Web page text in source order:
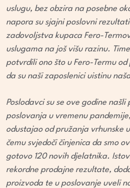
uslugu, bez obzira na posebne
napora su sjajni poslovni
zadovoljstva kupaca Fero-
uslugama na još višu razinu.
potvrdili ono što u Fero-Termu
da su naši zaposlenici uistinu
Poslodavci su se ove godine
poslovanja u vremenu
odustajao od pružanja vrhunske
čemu svjedoči činjenica da smo
gotovo 120 novih djelatnika.
rekordne prodajne rezultate,
proizvoda te u poslovanje uveli